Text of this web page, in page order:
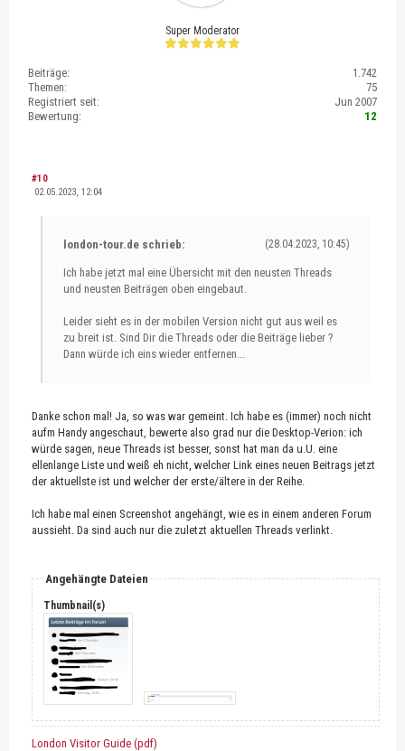
Super Moderator
Beiträge:
1.742
Themen:
75
Registriert seit:
Jun 2007
Bewertung:
12
#10
02.05.2023, 12:04
(28.04.2023, 10:45)
london-tour.de schrieb:
Ich habe jetzt mal eine Übersicht mit den neusten Threads
und neusten Beiträgen oben eingebaut.
Leider sieht es in der mobilen Version nicht gut aus weil es
zu breit ist. Sind Dir die Threads oder die Beiträge lieber ?
Dann würde ich eins wieder entfernen...
Danke schon mal! Ja, so was war gemeint. Ich habe es (immer) noch nicht
aufm Handy angeschaut, bewerte also grad nur die Desktop-Verion: ich
würde sagen, neue Threads ist besser, sonst hat man da u.U. eine
ellenlange Liste und weiß eh nicht, welcher Link eines neuen Beitrags jetzt
der aktuellste ist und welcher der erste/ältere in der Reihe.
Ich habe mal einen Screenshot angehängt, wie es in einem anderen Forum
aussieht. Da sind auch nur die zuletzt aktuellen Threads verlinkt.
Angehängte Dateien
Thumbnail(s)
London Visitor Guide (pdf)